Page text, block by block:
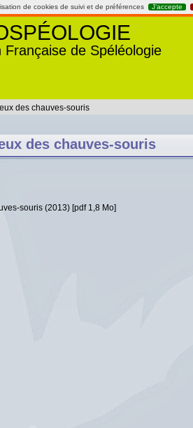
de cookies de suivi et de préférences J’accepte
de Spéléologie
des chauves-souris
des chauves-souris
souris (2013) [pdf 1,8 Mo]